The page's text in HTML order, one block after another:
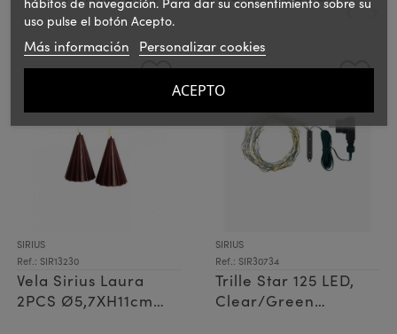
SIRIUS
Ref.: SIR13230
Vela Sirius Laura
2PCS Ø5,7XH11cm
SIRIUS
Ref.: SIR30734
Trille Star 125 LED,
Clear/Green
uso pulse el botón Acepto.
Más información Personalizar cookies
ACEPTO